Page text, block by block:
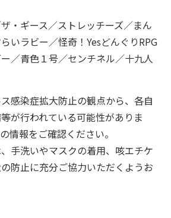
・ギース／ストレッチーズ／まん
いラビー／怪奇！YesどんぐりRPG
／青色１号／センチネル／十九人
感染症拡大防止の観点から、各自
が行われている可能性がありま
情報をご確認ください。
手洗いやマスクの着用、咳エチケ
防止に充分ご協力いただくようお